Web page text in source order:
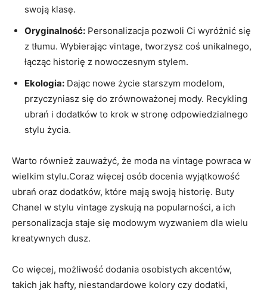
swoją klasę.
Oryginalność: Personalizacja pozwoli Ci wyróżnić się
z tłumu. Wybierając vintage, tworzysz coś unikalnego,
łącząc historię z nowoczesnym stylem.
Ekologia: Dając nowe życie starszym modelom,
przyczyniasz się do zrównoważonej mody. Recykling
ubrań i dodatków to krok w stronę odpowiedzialnego
stylu życia.
Warto również zauważyć, że moda na vintage powraca w
wielkim stylu.Coraz więcej osób docenia wyjątkowość
ubrań oraz dodatków, które mają swoją historię. Buty
Chanel w stylu vintage zyskują na popularności, a ich
personalizacja staje się modowym wyzwaniem dla wielu
kreatywnych dusz.
Co więcej, możliwość dodania osobistych akcentów,
takich jak hafty, niestandardowe kolory czy dodatki,